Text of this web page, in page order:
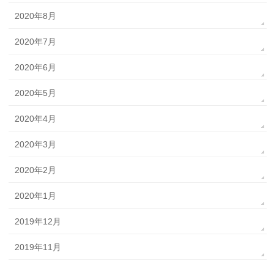
2020年8月
2020年7月
2020年6月
2020年5月
2020年4月
2020年3月
2020年2月
2020年1月
2019年12月
2019年11月